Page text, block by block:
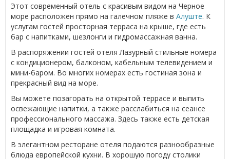
Этот современный отель с красивым видом на Черное
море расположен прямо на галечном пляже в Алуште. К
услугам гостей просторная терраса на крыше, где есть
бар с напитками, шезлонги и гидромассажная ванна.
В распоряжении гостей отеля Лазурный стильные номера
с кондиционером, балконом, кабельным телевидением и
мини-баром. Во многих номерах есть гостиная зона и
прекрасный вид на море.
Вы можете позагорать на открытой террасе и выпить
освежающие напитки, а также расслабиться на сеансе
профессионального массажа. Здесь также есть детская
площадка и игровая комната.
В элегантном ресторане отеля подаются разнообразные
блюда европейской кухни. В хорошую погоду столики